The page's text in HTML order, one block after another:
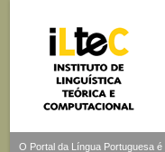
O Portal da Língua Portuguesa é